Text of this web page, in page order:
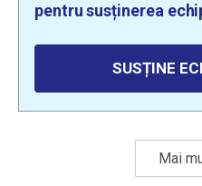
pentru susținerea
SUSȚINE
Mai